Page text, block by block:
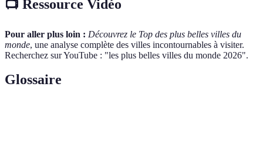
📺 Ressource Vidéo
Pour aller plus loin : Découvrez le Top des plus belles villes du
monde, une analyse complète des villes incontournables à visiter.
Recherchez sur YouTube : "les plus belles villes du monde 2026".
Glossaire